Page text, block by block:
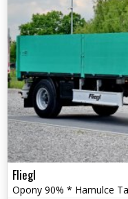
Fliegl